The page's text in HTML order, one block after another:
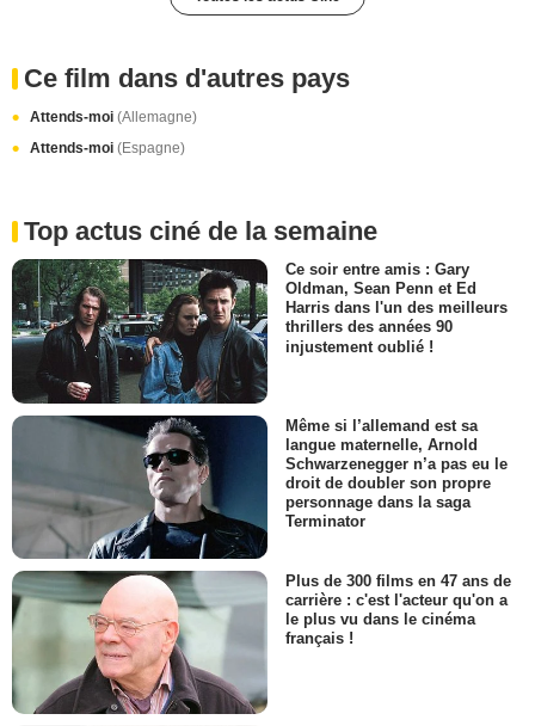
Ce film dans d'autres pays
Attends-moi (Allemagne)
Attends-moi (Espagne)
Top actus ciné de la semaine
Ce soir entre amis : Gary
Oldman, Sean Penn et Ed
Harris dans l'un des meilleurs
thrillers des années 90
injustement oublié !
Même si l’allemand est sa
langue maternelle, Arnold
Schwarzenegger n’a pas eu le
droit de doubler son propre
personnage dans la saga
Terminator
Plus de 300 films en 47 ans de
carrière : c'est l'acteur qu'on a
le plus vu dans le cinéma
français !